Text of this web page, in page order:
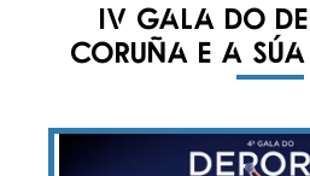
IV GALA DO
CORUÑA E A